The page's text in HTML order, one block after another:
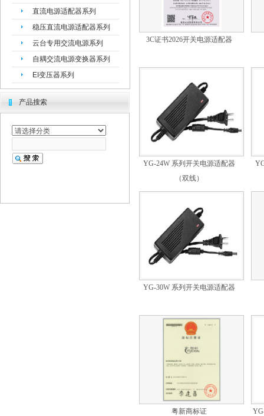
直流电源适配器系列
稳压直流电源适配器系列
云台专用交流电源系列
自耦交流电源变换器系列
EI变压器系列
产品搜索
3C证书2026开关电源适配器
YG-24W 系列开关电源适配器
（双线）
YG-30W 系列开关电源适配器
粤新商标证